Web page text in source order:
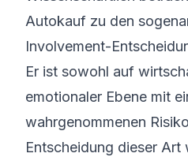
Autokauf zu den
Involvement-
Er ist sowohl auf
emotionaler Ebene mit
wahrgenommenen
Entscheidung dieser Art